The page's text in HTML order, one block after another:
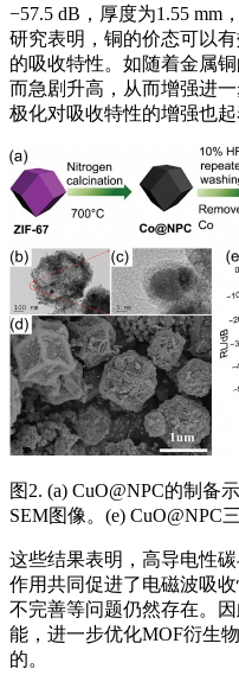
−57.5 dB，厚度为1.55 mm
研究表明，铜的价态可以
的吸收特性。如随着金属铜
而急剧升高，从而增强进
极化对吸收特性的增强也起
图2. (a) CuO@NPC的制备
SEM图像。(e) CuO@NPC
这些结果表明，高导电性
作用共同促进了电磁波吸
不完善等问题仍然存在。
能，进一步优化MOF衍生
的。